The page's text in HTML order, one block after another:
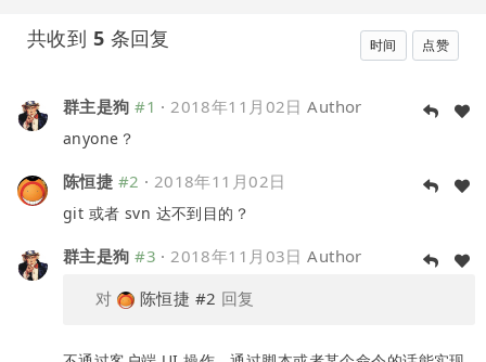
共收到 5 条回复 时间 点赞
群主是狗 #1 · 2018年11月02日 Author
anyone？
陈恒捷 #2 · 2018年11月02日
git 或者 svn 达不到目的？
群主是狗 #3 · 2018年11月03日 Author
对
陈恒捷 #2 回复